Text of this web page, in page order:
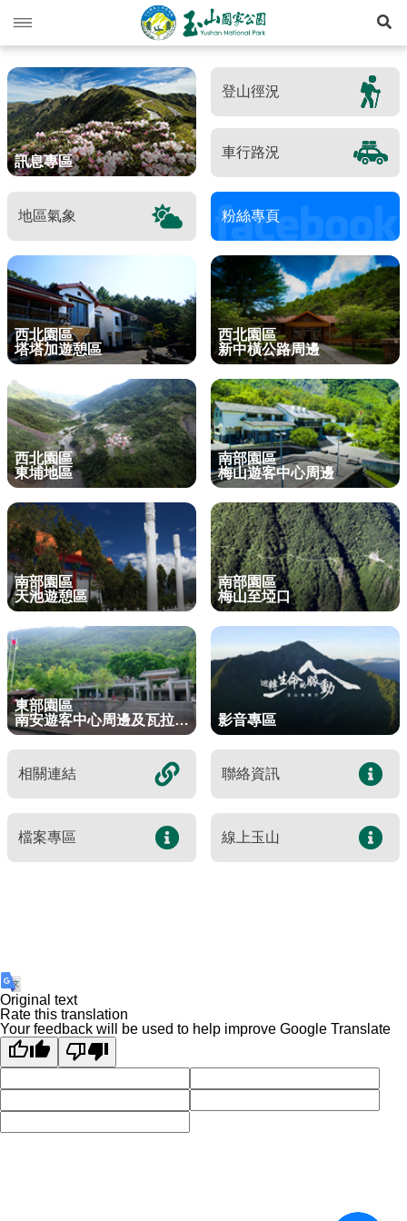
新聞快訊
活動列車
活動報名
登山步道開放狀況
園區氣象
旅遊導引
旅遊須知
遊憩型態
緊急連絡電話
西北園區
東部園區
水里遊客中心
東埔服務中心
梅山遊客中心
南安遊客中心
排雲登山服務中心
線上預約
線上預約申請
線上預約進度查詢
登高登頂紀念證書申辦
登山資訊
登山資訊總覽
登山安全
高山急難救護
登山安全系列影片
防疫期間登山守則
八通關越嶺步道系統
南橫三山及關山步道系統
新康橫斷步道系統
馬博拉斯橫斷步道系統
入園線上申請
山域事故統計
生態保育
地形
地質
氣候
植物
動物
歷史人文
布農族
八通關越道
玉山腳下的子民
黑熊專區
與熊共存
黑熊通報
黑熊特展
黑熊影片
黑熊骨骼標本特展
說明
科研成果
公民科學
路死動物調查成果
路死動物調查
iNaturalist
生態保育資訊
委辦成果報告
生態放映室
採集證申請
生物多樣性平台
Taibif系統
保育類野生動物名錄
野生動物通報
環教理念
課程介紹
多媒體專區
線上玉山
玉山寫真
旅遊摺頁
電子書
行政服務
關於我們
我們的願景
管理處電話
組織職掌
處長簡介
政府資訊公開
法律規範
施政計畫
支付或接受補助
預決算及會計報告
通盤檢討
數位典藏
業務統計
請願及訴願
建造及使用執照案件統計
建築執照申請進度與缺失查詢
公共工程生態檢核專區
意見信箱
首長信箱
入園信箱
常見問答
雙語詞彙
檔案應用專區
線上檔案展
檔案應用申請服務
檔案知識補給站
檔案應用活動
玉山國公園粉絲專頁
線上玉山
民眾申辦服務
民眾申辦服務
申辦項目查詢
語言Language
English
日本語
한국어
Bahasa Melayu
Taglog
ไทย
Bahasa indonesia
Deutsche
Français
網站導覽 雙語詞彙
首長信箱 常見問答
RSS訂閱 兒童網
Facebook
訊息專區
登山徑況
車行路況
地區氣象 粉絲專頁
西北園區
塔塔加遊憩區
西北園區
新中橫公路周邊
西北園區
東埔地區
南部園區
梅山遊客中心周邊
南部園區
天池遊憩區
南部園區
梅山至埡口
東部園區
南安遊客中心周邊及瓦拉米步道
影音專區
相關連結 聯絡資訊
檔案專區 線上玉山
Original text
Rate this translation
Your feedback will be used to help improve Google Translate